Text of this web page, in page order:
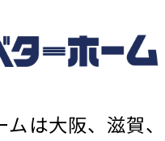
ムは大阪、滋賀